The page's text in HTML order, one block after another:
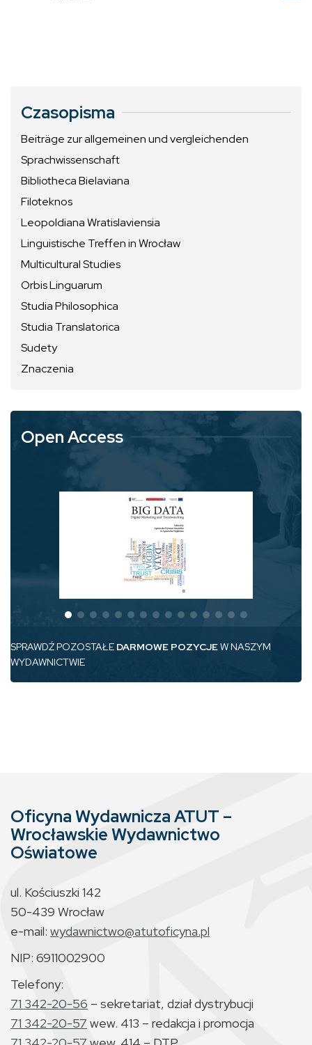
Czasopisma
Beiträge zur allgemeinen und vergleichenden
Sprachwissenschaft
Bibliotheca Bielaviana
Filoteknos
Leopoldiana Wratislaviensia
Linguistische Treffen in Wrocław
Multicultural Studies
Orbis Linguarum
Studia Philosophica
Studia Translatorica
Sudety
Znaczenia
Open Access
SPRAWDŹ POZOSTAŁE DARMOWE POZYCJEW NASZYM
WYDAWNICTWIE
Oficyna Wydawnicza ATUT –
Wrocławskie Wydawnictwo
Oświatowe
ul. Kościuszki 142
50-439 Wrocław
e-mail: wydawnictwo@atutoficyna.pl
NIP: 6911002900
Telefony:
71 342-20-56 – sekretariat, dział dystrybucji
71 342-20-57 wew. 413 – redakcja i promocja